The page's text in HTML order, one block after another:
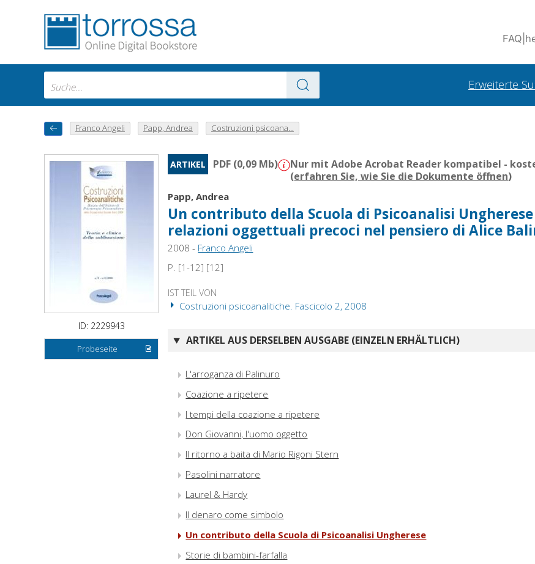
FAQ
Erweiterte
Franco Angeli Papp, Andrea Costruzioni psicoana...
ID: 2229943
Probeseite
ARTIKEL PDF (0,09 Mb)
Nur mit Adobe Acrobat Reader kompatibel -
(erfahren Sie, wie Sie die Dokumente öffnen)
Papp, Andrea
Un contributo della Scuola di Psicoanalisi
relazioni oggettuali precoci nel pensiero di Alice
2008 - Franco Angeli
P. [1-12] [12]
IST TEIL VON
Costruzioni psicoanalitiche. Fascicolo 2, 2008
ARTIKEL AUS DERSELBEN AUSGABE (EINZELN ERHÄLTLICH)
L'arroganza di Palinuro
Coazione a ripetere
I tempi della coazione a ripetere
Don Giovanni, l'uomo oggetto
Il ritorno a baita di Mario Rigoni Stern
Pasolini narratore
Laurel & Hardy
Il denaro come simbolo
Un contributo della Scuola di Psicoanalisi Ungherese
Storie di bambini-farfalla